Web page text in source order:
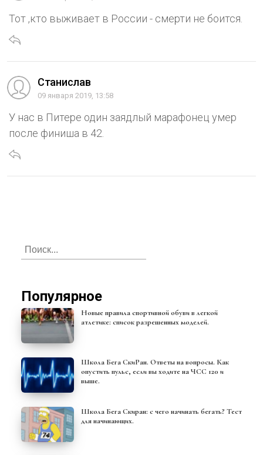
Тот ,кто выживает в России - смерти не боится.
Станислав
09 января 2019, 13:58
У нас в Питере один заядлый марафонец умер
после финиша в 42.
Популярное
Новые правила спортивной обуви в легкой
атлетике: список разрешенных моделей.
Школа Бега СкиРан. Ответы на вопросы. Как
опустить пульс, если вы ходите на ЧСС 120 и
выше.
Школа Бега Скиран: с чего начинать бегать? Тест
для начинающих.